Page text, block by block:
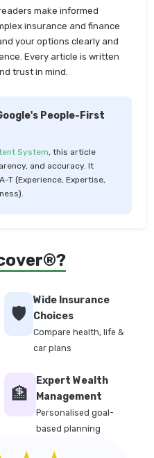
make informed
insurance and finance
your options clearly and
Every article is written
trust in mind.
People-First
System, this article
and accuracy. It
T (Experience, Expertise,
🛡️
Wide Insurance
Choices
Compare health, life &
car plans
🏦
Expert Wealth
Management
Personalised goal-
based planning